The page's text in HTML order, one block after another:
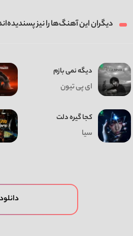
دیگران این آهنگ‌ها را نیز
دیگه نمی بازم
ای پی تیون
کجا گیره دلت
سیا